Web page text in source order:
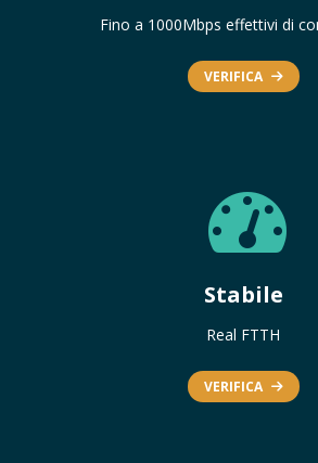
Fino a 1000Mbps effettivi di
VERIFICA
Stabile
Real FTTH
VERIFICA